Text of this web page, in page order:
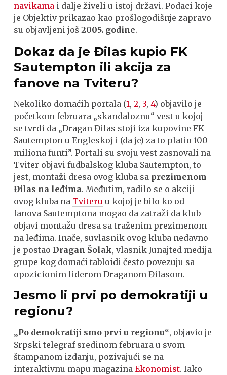
navikama i dalje živeli u istoj državi. Podaci koje
je Objektiv prikazao kao prošlogodišnje zapravo
su objavljeni još2005. godine.
Dokaz da je Đilas kupio FK
Sautempton ili akcija za
fanove na Tviteru?
Nekoliko domaćih portala (1,2, 3,4) objavilo je
početkom februara „skandaloznu“ vest u kojoj
se tvrdi da „Dragan Đilas stoji iza kupovine FK
Sautempton u Engleskoj i (da je) za to platio 100
miliona funti”. Portali su svoju vest zasnovali na
Tviter objavi fudbalskog kluba Sаutempton, to
jest, montaži dresa ovog kluba sa prezimenom
Đilas na leđima. Međutim, radilo se o akciji
ovog kluba na Tviteru u kojoj je bilo ko od
fanova Sаutemptona mogao da zatraži da klub
objavi montažu dresa sa traženim prezimenom
na leđima. Inače, suvlasnik ovog kluba nedavno
je postaoDragan Šolak, vlasnik Junajted medija
grupe kog domaći tabloidi često povezuju sa
opozicionim liderom Draganom Đilasom.
Jesmo li prvi po demokratiji u
regionu?
„Po demokratiji smo prvi u regionu“, objavio je
Srpski telegraf sredinom februara u svom
štampanom izdanju, pozivajući se na
interaktivnu mapu magazinaEkonomist. Iako